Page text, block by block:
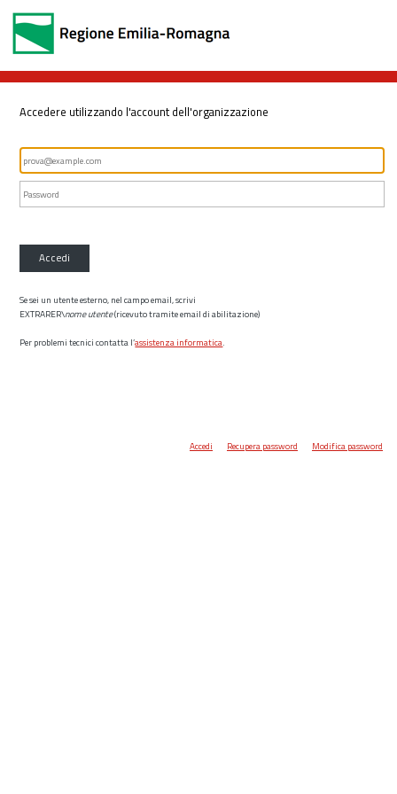
Accedere utilizzando l'account dell'organizzazione
Accedi
Se sei un utente esterno, nel campo email, scrivi
EXTRARER\nome utente(ricevuto tramite email di abilitazione)
Per problemi tecnici contatta l’assistenza informatica.
Accedi Recupera password Modifica password